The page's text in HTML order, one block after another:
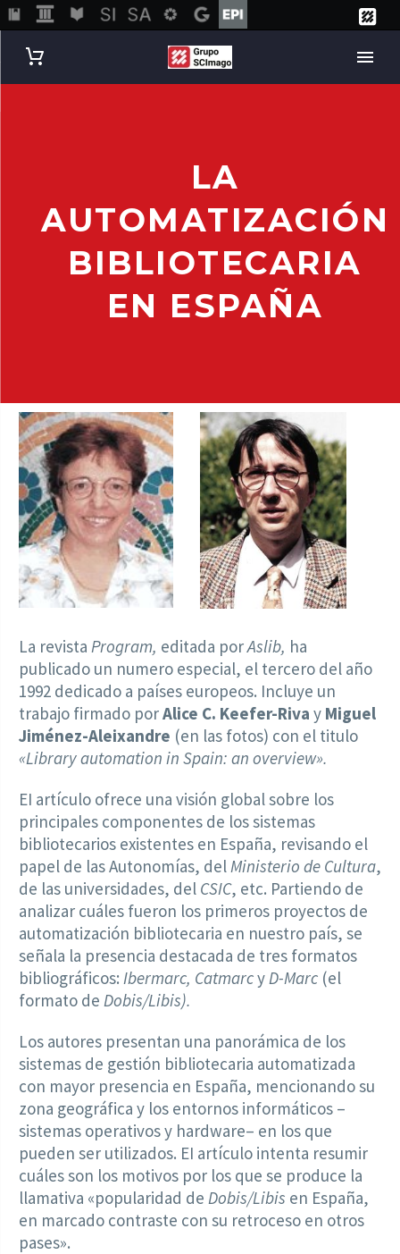
LA
AUTOMATIZACIÓN
BIBLIOTECARIA
EN ESPAÑA
La revista Program, editada porAslib, ha
publicado un numero especial, el tercero del año
1992 dedicado a países europeos. Incluye un
trabajo firmado porAlice C. Keefer-Riva y Miguel
Jiménez-Aleixandre (en las fotos) con el titulo
«Library automation in Spain: an overview».
EI artículo ofrece una visión global sobre los
principales componentes de los sistemas
bibliotecarios existentes en España, revisando el
papel de las Autonomías, delMinisterio de Cultura,
de las universidades, del CSIC, etc. Partiendo de
analizar cuáles fueron los primeros proyectos de
automatización bibliotecaria en nuestro país, se
señala la presencia destacada de tres formatos
bibliográficos: Ibermarc, CatmarcyD-Marc (el
formato de Dobis/Libis).
Los autores presentan una panorámica de los
sistemas de gestión bibliotecaria automatizada
con mayor presencia en España, mencionando su
zona geográfica y los entornos informáticos –
sistemas operativos y hardware– en los que
pueden ser utilizados. EI artículo intenta resumir
cuáles son los motivos por los que se produce la
llamativa «popularidad de Dobis/Libis en España,
en marcado contraste con su retroceso en otros
pases».